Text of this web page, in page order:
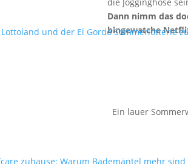
Dann nimm das
bingewatche
Ein lauer